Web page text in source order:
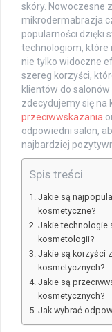
skóry. Nowoczesne
mikrodermabrazja
popularności dzięki
technologiom, które
nie tylko widoczne
szereg korzyści,
klientów do
zdecydujemy się na
przeciwwskazania
odpowiedni salon,
najbardziej
Spis treści
Jakie są
kosmetyczne?
Jakie technologie
kosmetologii?
Jakie są korzyści
kosmetycznych?
Jakie są
kosmetycznych?
Jak wybrać